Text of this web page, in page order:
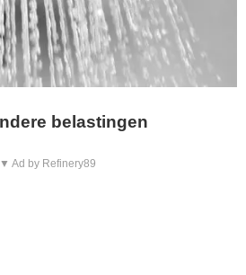
belastingen
▼ Ad by Refinery89